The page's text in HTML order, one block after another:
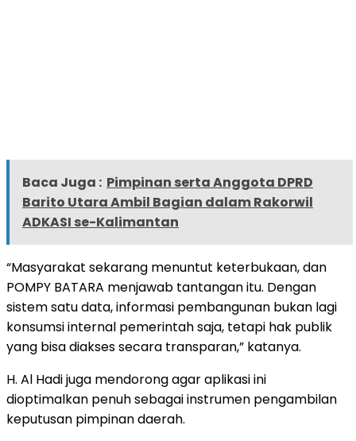
Baca Juga : Pimpinan serta Anggota DPRD
Barito Utara Ambil Bagian dalam Rakorwil
ADKASI se-Kalimantan
“Masyarakat sekarang menuntut keterbukaan, dan
POMPY BATARA menjawab tantangan itu. Dengan
sistem satu data, informasi pembangunan bukan lagi
konsumsi internal pemerintah saja, tetapi hak publik
yang bisa diakses secara transparan,” katanya.
H. Al Hadi juga mendorong agar aplikasi ini
dioptimalkan penuh sebagai instrumen pengambilan
keputusan pimpinan daerah.